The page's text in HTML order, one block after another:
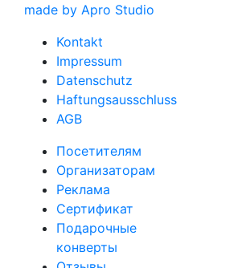
made by Apro Studio
Kontakt
Impressum
Datenschutz
Haftungsausschluss
AGB
Посетителям
Организаторам
Реклама
Сертификат
Подарочные
конверты